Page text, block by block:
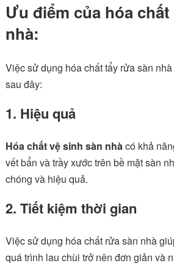
Ưu điểm của hóa
nhà:
Việc sử dụng hóa chất tẩy rửa sàn
sau đây:
1. Hiệu quả
Hóa chất vệ sinh sàn nhàcó khả
vết bẩn và trầy xước trên bề mặt sàn
chóng và hiệu quả.
2. Tiết kiệm thời gian
Việc sử dụng hóa chất rửa sàn nhà
quá trình lau chùi trở nên đơn giản và